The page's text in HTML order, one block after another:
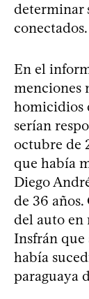
determinar
conectados.
En el
menciones
homicidios
serían
octubre de
que había
Diego
de 36
del auto
Insfrán que
había
paraguaya